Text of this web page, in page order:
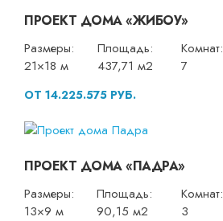
ПРОЕКТ ДОМА «ЖИБОУ»
Размеры:
21×18 м
Площадь:
437,71 м2
Комнат:
7
ОТ 14.225.575 РУБ.
ПРОЕКТ ДОМА «ПАДРА»
Размеры:
13×9 м
Площадь:
90,15 м2
Комнат:
3